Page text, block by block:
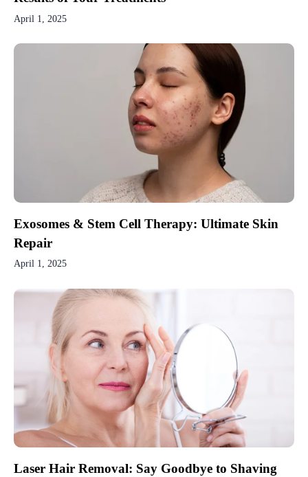
April 1, 2025
Exosomes & Stem Cell Therapy: Ultimate Skin
Repair
April 1, 2025
Laser Hair Removal: Say Goodbye to Shaving